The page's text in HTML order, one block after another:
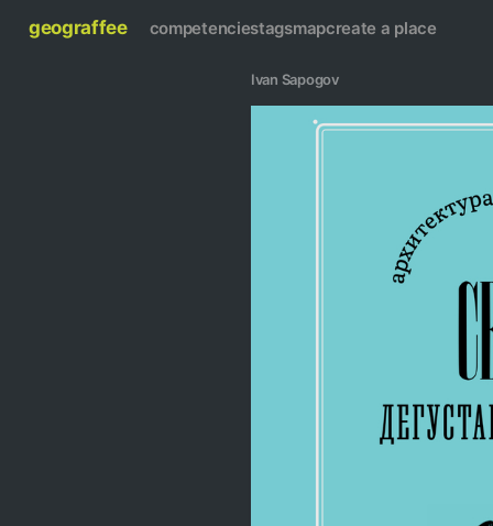
geograffee competenciestagsmapcreate a place
Ivan Sapogov